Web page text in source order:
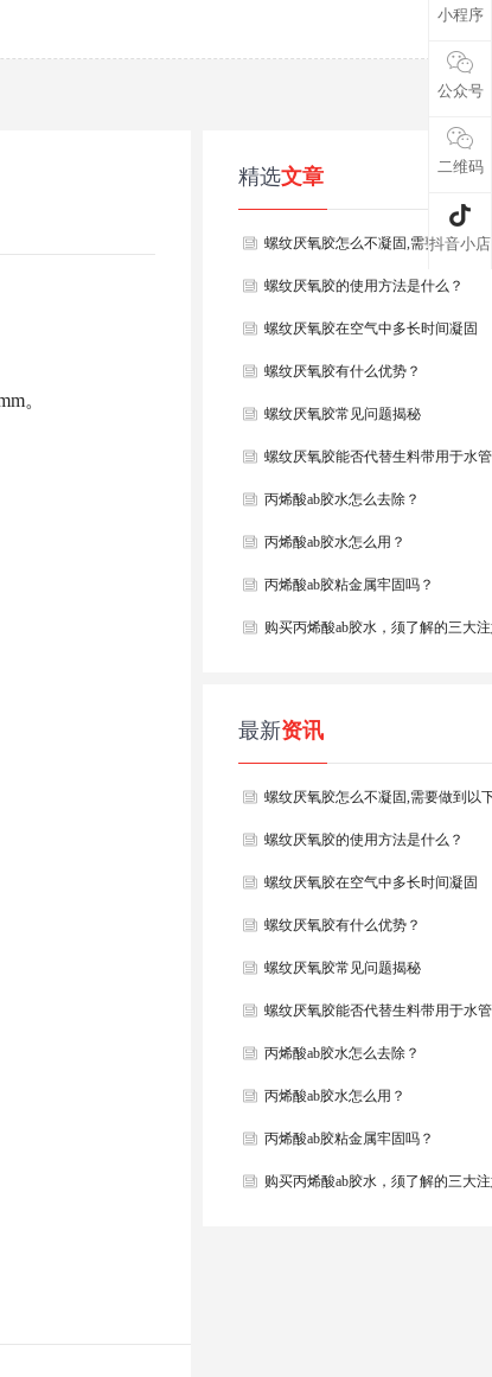
。
精选文章
螺纹厌氧胶怎么不凝固,需要做到以
螺纹厌氧胶的使用方法是什么？
螺纹厌氧胶在空气中多长时间凝固
螺纹厌氧胶有什么优势？
螺纹厌氧胶常见问题揭秘
螺纹厌氧胶能否代替生料带用于水管
丙烯酸ab胶水怎么去除？
丙烯酸ab胶水怎么用？
丙烯酸ab胶粘金属牢固吗？
购买丙烯酸ab胶水，须了解的三大
最新资讯
螺纹厌氧胶怎么不凝固,需要做到以
螺纹厌氧胶的使用方法是什么？
螺纹厌氧胶在空气中多长时间凝固
螺纹厌氧胶有什么优势？
螺纹厌氧胶常见问题揭秘
螺纹厌氧胶能否代替生料带用于水管
丙烯酸ab胶水怎么去除？
丙烯酸ab胶水怎么用？
丙烯酸ab胶粘金属牢固吗？
购买丙烯酸ab胶水，须了解的三大
小程序
公众号
二维码
抖音小店